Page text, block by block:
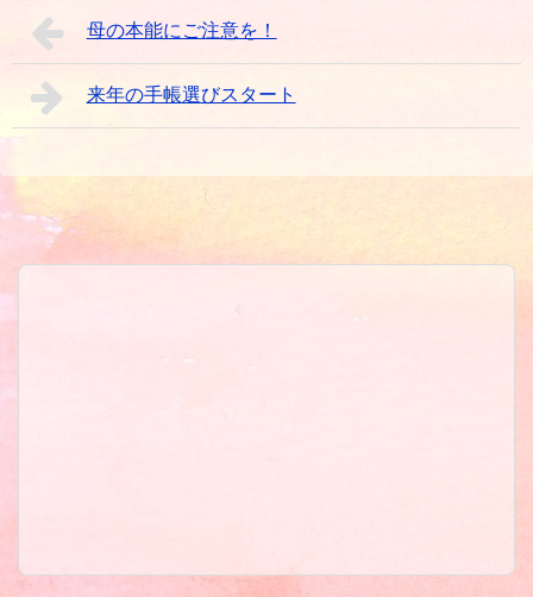
母の本能にご注意を！
来年の手帳選びスタート